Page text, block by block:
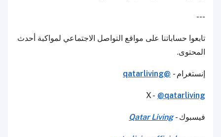
---
تابعوا حساباتنا على مواقع التواصل الاجتماعي لمواكبة أحدث
المحتوى.
إنستغرام - @qatarliving
X - @qatarliving
فيسبوك -Qatar Living